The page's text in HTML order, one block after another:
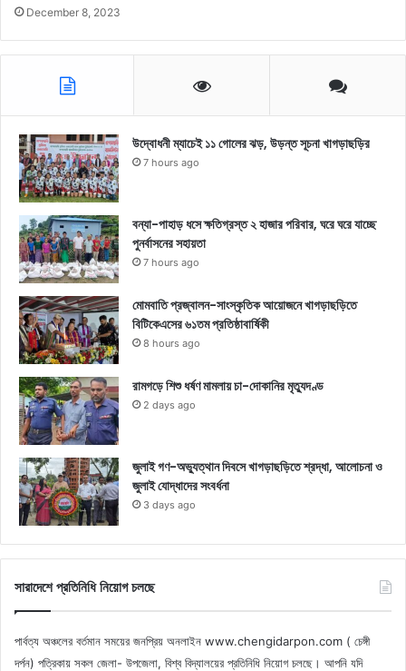
December 8, 2023
উদ্বোধনী ম্যাচেই ১১ গোলের ঝড়, উড়ন্ত সূচনা খাগড়াছড়ির
7 hours ago
বন্যা-পাহাড় ধসে ক্ষতিগ্রস্ত ২ হাজার পরিবার, ঘরে ঘরে যাচ্ছে
পুনর্বাসনের সহায়তা
7 hours ago
মোমবাতি প্রজ্বালন-সাংস্কৃতিক আয়োজনে খাগড়াছড়িতে
বিটিকেএসের ৬১তম প্রতিষ্ঠাবার্ষিকী
8 hours ago
রামগড়ে শিশু ধর্ষণ মামলায় চা-দোকানির মৃত্যুদণ্ড
2 days ago
জুলাই গণ-অভ্যুত্থান দিবসে খাগড়াছড়িতে শ্রদ্ধা, আলোচনা ও
জুলাই যোদ্ধাদের সংবর্ধনা
3 days ago
সারাদেশে প্রতিনিধি নিয়োগ চলছে
পার্বত্য অঞ্চলের বর্তমান সময়ের জনপ্রিয় অনলাইন www.chengidarpon.com ( চেঙ্গী
দর্পন) পত্রিকায় সকল জেলা- উপজেলা, বিশ্ব বিদ্যালয়ের প্রতিনিধি নিয়োগ চলছে। আপনি যদি